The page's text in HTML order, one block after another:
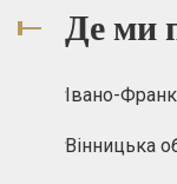
Де ми
Івано-
Вінницька